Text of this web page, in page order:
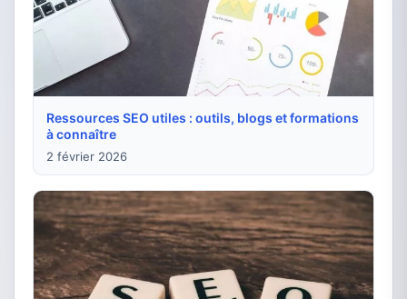
Ressources SEO utiles : outils, blogs et formations
à connaître
2 février 2026